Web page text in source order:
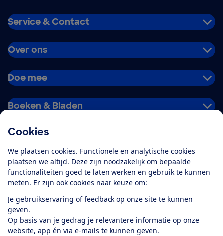
Cookies
We plaatsen cookies. Functionele en analytische cookies
plaatsen we altijd. Deze zijn noodzakelijk om bepaalde
functionaliteiten goed te laten werken en gebruik te kunnen
meten. Er zijn ook cookies naar keuze om:
Je gebruikservaring of feedback op onze site te kunnen
geven.
Op basis van je gedrag je relevantere informatie op onze
website, app én via e-mails te kunnen geven.
Service & Contact
Over ons
Doe mee
Boeken & Bladen
Alles over de
app
Algemene Voorwaarden Privacyverklaring